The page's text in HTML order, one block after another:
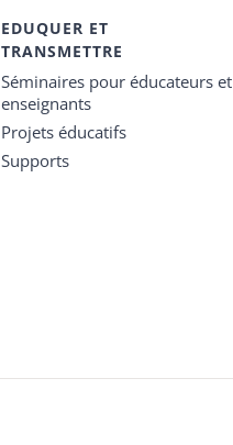
EDUQUER ET
TRANSMETTRE
Séminaires pour éducateurs et
enseignants
Projets éducatifs
Supports